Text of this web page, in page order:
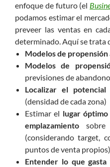
enfoque de futuro (el
podamos estimar el
preveer las ventas en
determinado. Aquí se trata
Modelos de propensión
Modelos de
previsiones de abandono
Localizar el
(densidad de cada zona)
Estimar el lugar
emplazamiento sobre
(considerando target,
puntos de venta propios)
Entender lo que